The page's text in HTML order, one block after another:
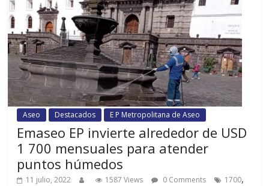
Aseo Destacados E P Metropolitana de Aseo
Emaseo EP invierte alrededor de USD
1 700 mensuales para atender
puntos húmedos
11 julio, 2022 1587 Views 0 Comments 1700,